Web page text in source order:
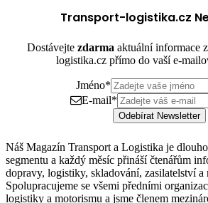
Transport-logistika.cz
Dostávejte zdarma aktuální informace
logistika.cz přímo do vaší e-
Jméno*
E-mail*
Odebírat Newsletter
Náš Magazín Transport a Logistika je
segmentu a každý měsíc přináší čtenářům
dopravy, logistiky, skladování, zasilatelství a
Spolupracujeme se všemi předními
logistiky a motorismu a jsme členem